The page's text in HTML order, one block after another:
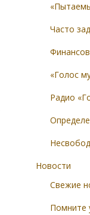
Часто
«Голос
Радио
Новости
Свежие
Помните